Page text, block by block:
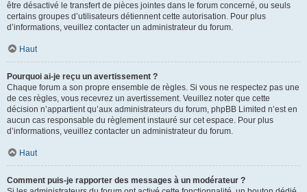
être désactivé le transfert de pièces jointes dans le forum concerné, ou seuls
certains groupes d’utilisateurs détiennent cette autorisation. Pour plus
d’informations, veuillez contacter un administrateur du forum.
Haut
Pourquoi ai-je reçu un avertissement ?
Chaque forum a son propre ensemble de règles. Si vous ne respectez pas une
de ces règles, vous recevrez un avertissement. Veuillez noter que cette
décision n’appartient qu’aux administrateurs du forum, phpBB Limited n’est en
aucun cas responsable du règlement instauré sur cet espace. Pour plus
d’informations, veuillez contacter un administrateur du forum.
Haut
Comment puis-je rapporter des messages à un modérateur ?